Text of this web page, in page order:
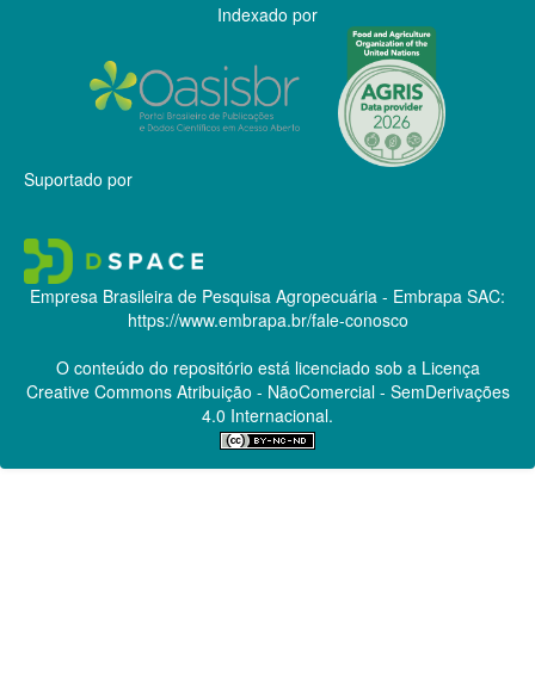
Indexado por
Suportado por
Empresa Brasileira de Pesquisa Agropecuária - Embrapa SAC:
https://www.embrapa.br/fale-conosco
O conteúdo do repositório está licenciado sob a Licença
Creative CommonsAtribuição - NãoComercial - SemDerivações
4.0 Internacional.